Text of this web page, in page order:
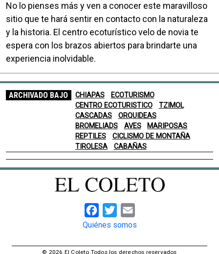
No lo pienses más y ven a conocer este maravilloso
sitio que te hará sentir en contacto con la naturaleza
y la historia. El centro ecoturístico velo de novia te
espera con los brazos abiertos para brindarte una
experiencia inolvidable.
ARCHIVADO BAJO CHIAPAS
ECOTURISMO
CENTRO ECOTURISTICO
TZIMOL
CASCADAS
ORQUIDEAS
BROMELIADS
AVES
MARIPOSAS
REPTILES
CICLISMO DE MONTAÑA
TIROLESA
CABAÑAS
Facebook
Twitter
Quiénes somos
© 2026 El Coleto Todos los derechos reservados